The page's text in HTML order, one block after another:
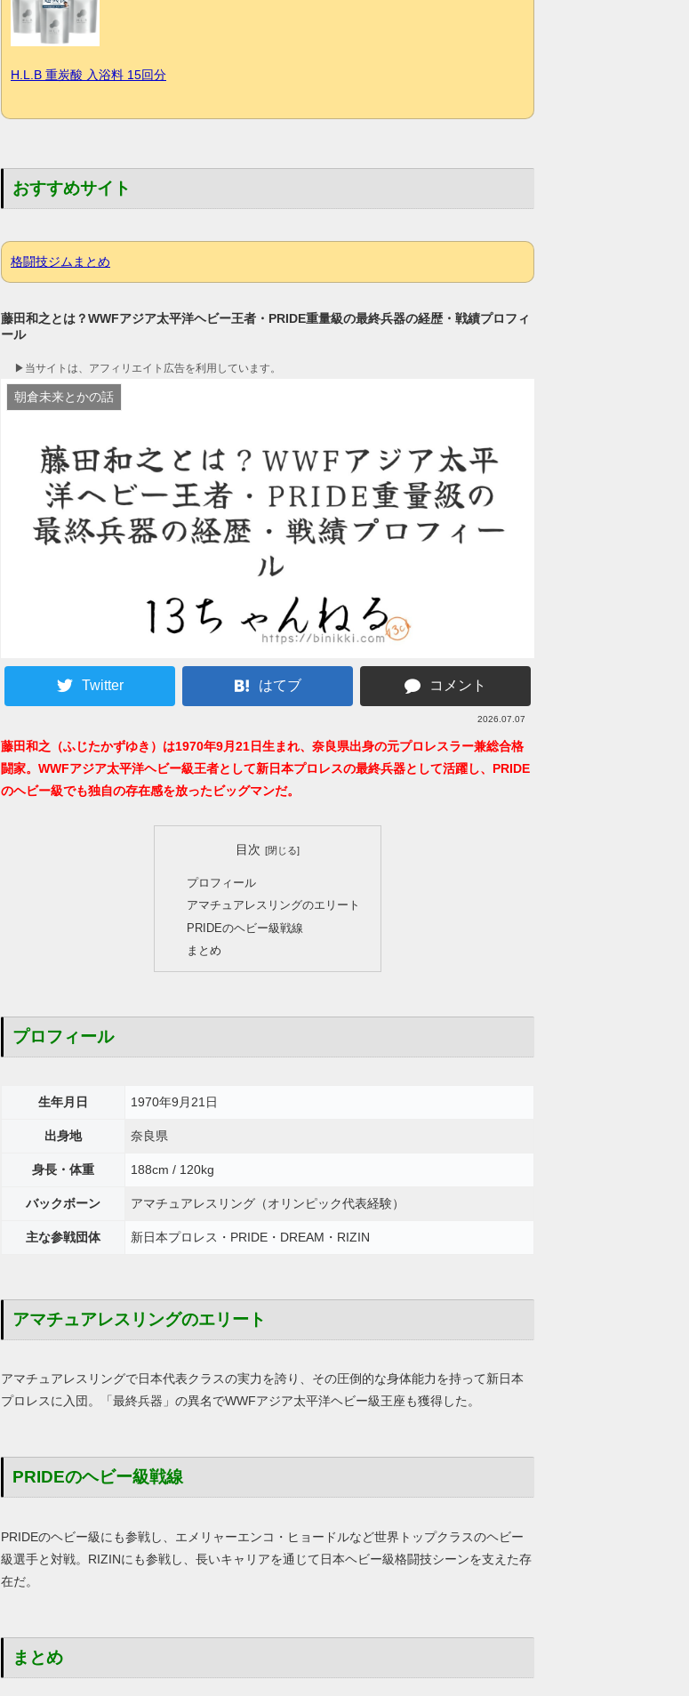
H.L.B 重炭酸 入浴料 15回分
おすすめサイト
格闘技ジムまとめ
藤田和之とは？WWFアジア太平洋ヘビー王者・PRIDE重量級の最終兵器の経歴・戦績プロフィ
ール
▶︎当サイトは、アフィリエイト広告を利用しています。
朝倉未来とかの話
Twitter はてブ コメント
2026.07.07
藤田和之（ふじたかずゆき）は1970年9月21日生まれ、奈良県出身の元プロレスラー兼総合格
闘家。WWFアジア太平洋ヘビー級王者として新日本プロレスの最終兵器として活躍し、PRIDE
のヘビー級でも独自の存在感を放ったビッグマンだ。
目次
プロフィール
アマチュアレスリングのエリート
PRIDEのヘビー級戦線
まとめ
プロフィール
生年月日 1970年9月21日
出身地 奈良県
身長・体重 188cm / 120kg
バックボーン アマチュアレスリング（オリンピック代表経験）
主な参戦団体 新日本プロレス・PRIDE・DREAM・RIZIN
アマチュアレスリングのエリート
アマチュアレスリングで日本代表クラスの実力を誇り、その圧倒的な身体能力を持って新日本
プロレスに入団。「最終兵器」の異名でWWFアジア太平洋ヘビー級王座も獲得した。
PRIDEのヘビー級戦線
PRIDEのヘビー級にも参戦し、エメリャーエンコ・ヒョードルなど世界トップクラスのヘビー
級選手と対戦。RIZINにも参戦し、長いキャリアを通じて日本ヘビー級格闘技シーンを支えた存
在だ。
まとめ